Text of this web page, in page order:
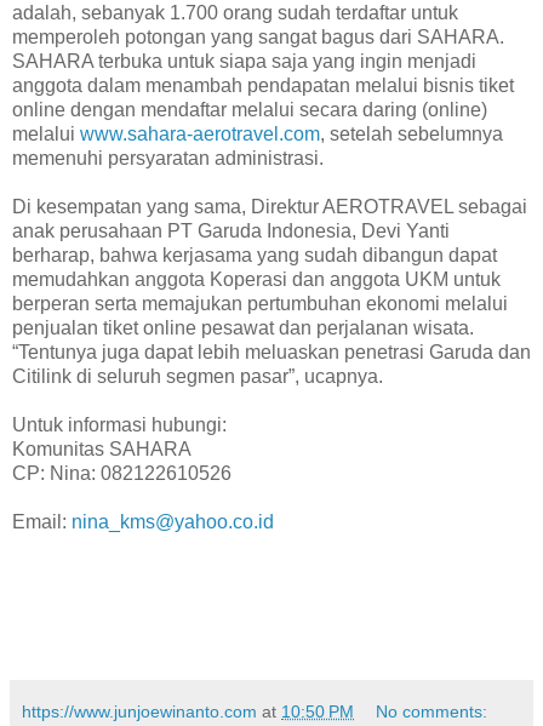
adalah, sebanyak 1.700 orang sudah terdaftar untuk
memperoleh potongan yang sangat bagus dari SAHARA.
SAHARA terbuka untuk siapa saja yang ingin menjadi
anggota dalam menambah pendapatan melalui bisnis tiket
online dengan mendaftar melalui secara daring (online)
melalui www.sahara-aerotravel.com, setelah sebelumnya
memenuhi persyaratan administrasi.
Di kesempatan yang sama, Direktur AEROTRAVEL sebagai
anak perusahaan PT Garuda Indonesia, Devi Yanti
berharap, bahwa kerjasama yang sudah dibangun dapat
memudahkan anggota Koperasi dan anggota UKM untuk
berperan serta memajukan pertumbuhan ekonomi melalui
penjualan tiket online pesawat dan perjalanan wisata.
“Tentunya juga dapat lebih meluaskan penetrasi Garuda dan
Citilink di seluruh segmen pasar”, ucapnya.
Untuk informasi hubungi:
Komunitas SAHARA
CP: Nina: 082122610526
Email: nina_kms@yahoo.co.id
https://www.junjoewinanto.com at 10:50 PM No comments: